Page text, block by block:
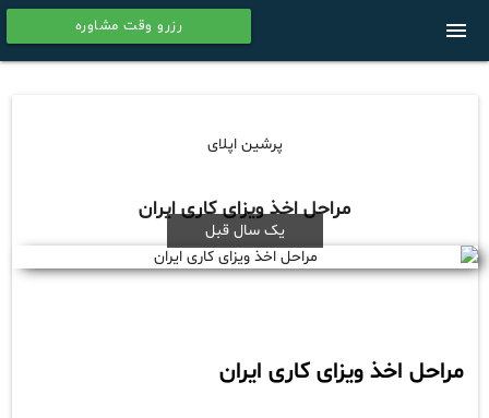
رزرو وقت مشاوره menu
پرشین اپلای
مراحل اخذ ویزای کاری ایران
یک سال قبل
مراحل اخذ ویزای کاری ایران